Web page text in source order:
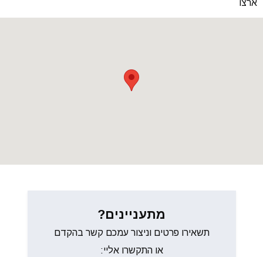
ארצו
מתעניינים?
תשאירו פרטים וניצור עמכם קשר בהקדם
או התקשרו אליי: